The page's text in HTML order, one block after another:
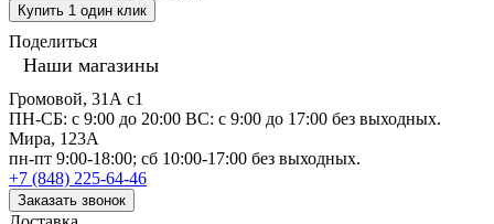
Купить 1 один клик
Поделиться
Наши магазины
Громовой, 31А с1
ПН-СБ: с 9:00 до 20:00 ВС: с 9:00 до 17:00 без выходных.
Мира, 123А
пн-пт 9:00-18:00; сб 10:00-17:00 без выходных.
+7 (848) 225-64-46
Заказать звонок